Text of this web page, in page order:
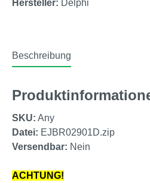
Hersteller: Delphi
Beschreibung
SKU: Any
Datei: EJBR02901D.zip
Versendbar: Nein
ACHTUNG!